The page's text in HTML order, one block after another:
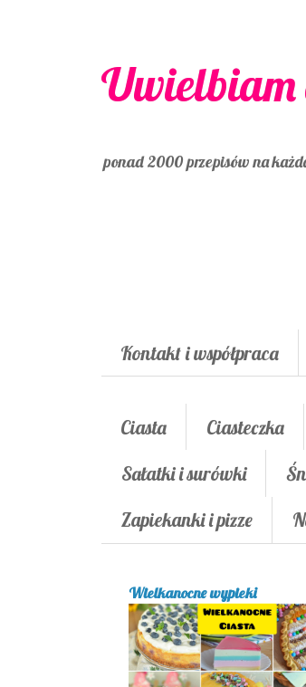
Uwielbiam
ponad 2000 przepisów na
Kontakt i współpraca
Ciasta Ciasteczka
Sałatki i surówki
Zapiekanki i pizze
Wielkanocne wypieki